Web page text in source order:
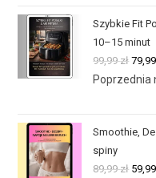
Szybkie Fit
10–15 minut
99,99zł 79,99
Poprzednia
Smoothie,
spiny
89,99zł 59,99